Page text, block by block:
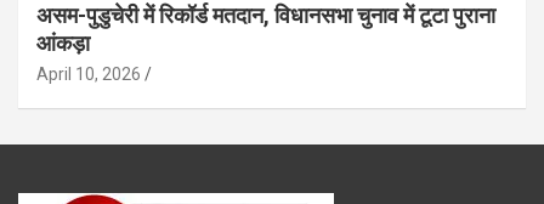
असम-पुडुचेरी में रिकॉर्ड मतदान, विधानसभा चुनाव में टूटा पुराना
आंकड़ा
April 10, 2026